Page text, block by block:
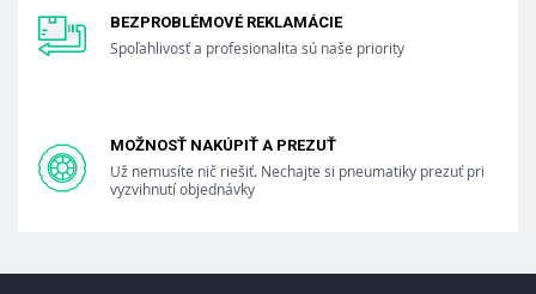
BEZPROBLÉMOVÉ REKLAMÁCIE
Spoľahlivosť a profesionalita sú naše priority
MOŽNOSŤ NAKÚPIŤ A PREZUŤ
Už nemusíte nič riešiť. Nechajte si pneumatiky prezuť pri
vyzvihnutí objednávky